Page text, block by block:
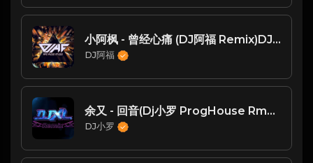
小阿枫 - 曾经心痛 (DJ阿福 Remix)DJ东东独家订制
DJ阿福
余又 - 回音(Dj小罗 ProgHouse Rmx 2023)-玖零DJ整理♪♫
DJ小罗